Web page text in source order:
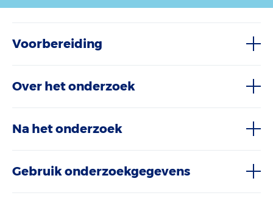
Voorbereiding
Over het onderzoek
Na het onderzoek
Gebruik onderzoekgegevens